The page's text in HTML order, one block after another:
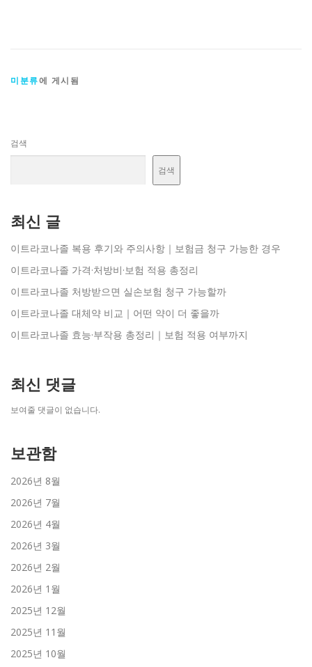
미분류에 게시됨
검색
검색
최신 글
이트라코나졸 복용 후기와 주의사항｜보험금 청구 가능한 경우
이트라코나졸 가격·처방비·보험 적용 총정리
이트라코나졸 처방받으면 실손보험 청구 가능할까
이트라코나졸 대체약 비교｜어떤 약이 더 좋을까
이트라코나졸 효능·부작용 총정리｜보험 적용 여부까지
최신 댓글
보여줄 댓글이 없습니다.
보관함
2026년 8월
2026년 7월
2026년 4월
2026년 3월
2026년 2월
2026년 1월
2025년 12월
2025년 11월
2025년 10월